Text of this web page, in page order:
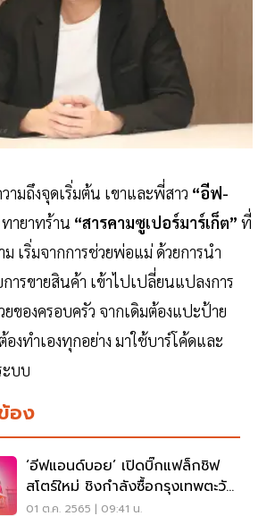
ามถึงจุดเริ่มต้น เขาและพี่สาว “อีฟ-
ทายาทร้าน “สารคามซูเปอร์มาร์เก็ต” ที่
เริ่มจากการช่วยพ่อแม่ ด้วยการนำ
รขายสินค้า เข้าไปเปลี่ยนแปลงการ
ของครอบครัว จากเดิมต้องแปะป้าย
งทำเองทุกอย่าง มาใช้บาร์โค้ดและ
บบ
อง
‘อีฟแอนด์บอย’ เปิดบิ๊กแฟล็กชิฟ
สโตร์ใหม่ ชิงกำลังซื้อกรุงเทพตะวัน
ออก
01 ต.ค. 2565 | 09:41 น.